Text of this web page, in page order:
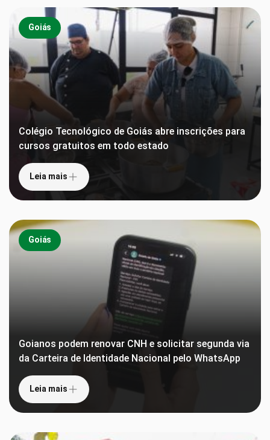
Goiás
Colégio Tecnológico de Goiás abre inscrições para
cursos gratuitos em todo estado
Leia mais
Goiás
Goianos podem renovar CNH e solicitar segunda via
da Carteira de Identidade Nacional pelo WhatsApp
Leia mais